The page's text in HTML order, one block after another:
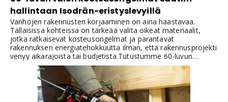
hallintaan Isodrän-eristyslevyillä
Vanhojen rakennusten korjaaminen on aina haastavaa.
Tällaisissa kohteissa on tärkeää valita oikeat materiaalit,
jotka ratkaisevat kosteusongelmat ja parantavat
rakennuksen energiatehokkuutta ilman, että rakennusprojekti
venyy aikarajoista tai budjetista.Tutustumme 60-luvun
omakotitalon korjausprojektiin, jossa Isodrän-eristyslevyt
valittiin osaksi kosteusongelman remonttia.